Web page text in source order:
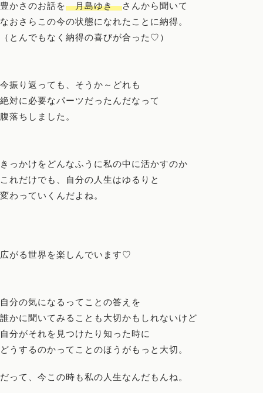
豊かさのお話を
月島ゆき
さんから聞いて
なおさらこの今の状態になれたことに納得。
（とんでもなく納得の喜びが合った♡）
今振り返っても、そうか～どれも
絶対に必要なパーツだったんだなって
腹落ちしました。
きっかけをどんなふうに私の中に活かすのか
これだけでも、自分の人生はゆるりと
変わっていくんだよね。
広がる世界を楽しんでいます♡
自分の気になるってことの答えを
誰かに聞いてみることも大切かもしれないけど
自分がそれを見つけたり知った時に
どうするのかってことのほうがもっと大切。
だって、今この時も私の人生なんだもんね。